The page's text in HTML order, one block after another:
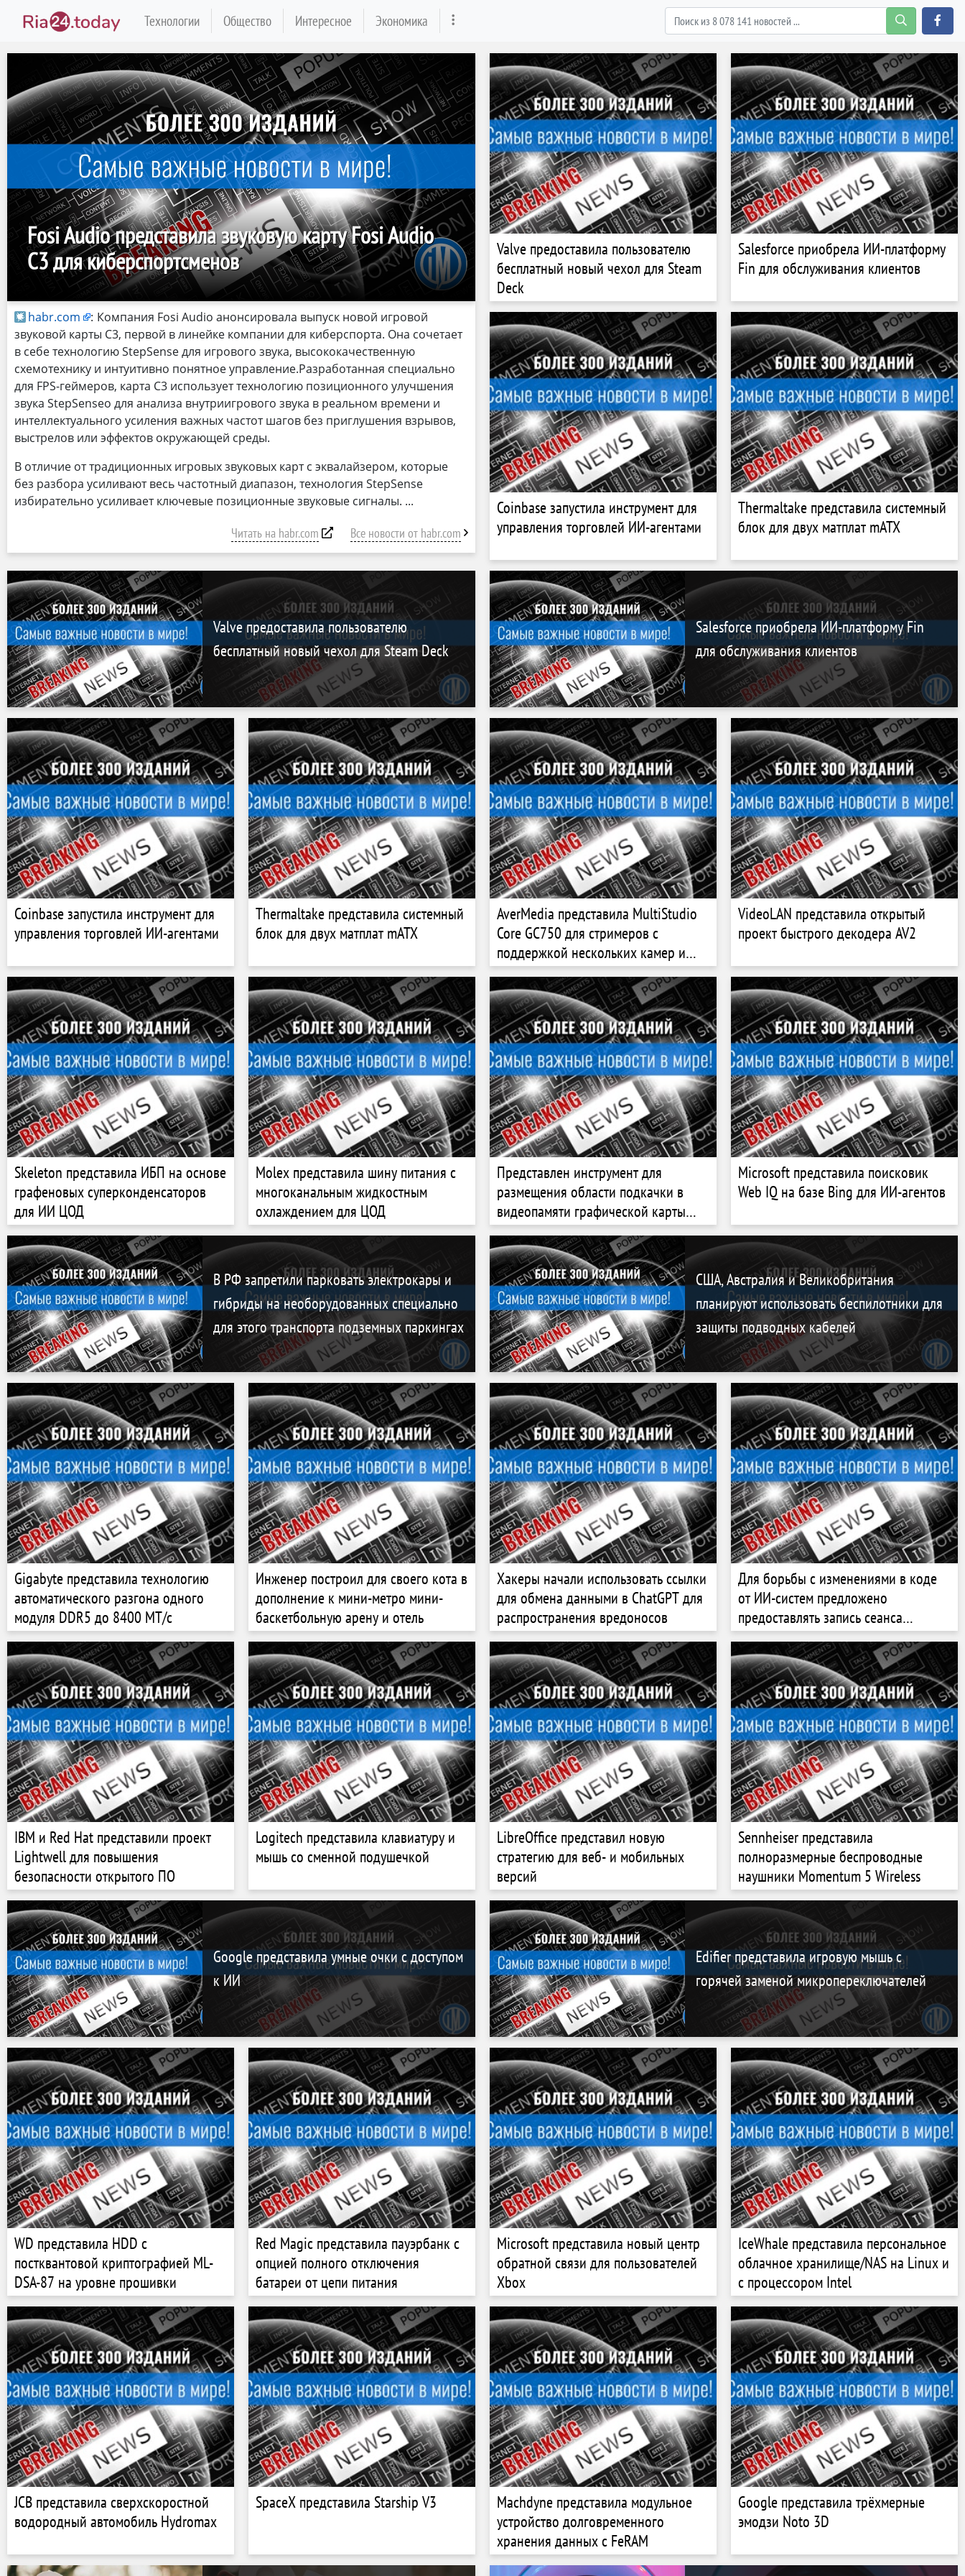
Технологии Общество Интересное Экономика
Fosi Audio представила звуковую карту Fosi Audio
C3 для киберспортсменов
habr.com : Компания Fosi Audio анонсировала выпуск новой игровой
звуковой карты C3, первой в линейке компании для киберспорта. Она сочетает
в себе технологию StepSense для игрового звука, высококачественную
схемотехнику и интуитивно понятное управление.Разработанная специально
для FPS-геймеров, карта C3 использует технологию позиционного улучшения
звука StepSenseo для анализа внутриигрового звука в реальном времени и
интеллектуального усиления важных частот шагов без приглушения взрывов,
выстрелов или эффектов окружающей среды.
В отличие от традиционных игровых звуковых карт с эквалайзером, которые
без разбора усиливают весь частотный диапазон, технология StepSense
избирательно усиливает ключевые позиционные звуковые сигналы.
Читать на habr.com Все новости от habr.com
Valve предоставила пользователю
бесплатный новый чехол для Steam
Deck
Salesforce приобрела ИИ-платформу
Fin для обслуживания клиентов
Coinbase запустила инструмент для
управления торговлей ИИ-агентами
Thermaltake представила системный
блок для двух матплат mATX
Valve предоставила пользователю
бесплатный новый чехол для Steam Deck
Salesforce приобрела ИИ-платформу Fin
для обслуживания клиентов
Coinbase запустила инструмент для
управления торговлей ИИ-агентами
Thermaltake представила системный
блок для двух матплат mATX
AverMedia представила MultiStudio
Core GC750 для стримеров с
поддержкой нескольких камер и
консолей
VideoLAN представила открытый
проект быстрого декодера AV2
Skeleton представила ИБП на основе
графеновых суперконденсаторов
для ИИ ЦОД
Molex представила шину питания с
многоканальным жидкостным
охлаждением для ЦОД
Представлен инструмент для
размещения области подкачки в
видеопамяти графической карты
Nvidia
Microsoft представила поисковик
Web IQ на базе Bing для ИИ-агентов
В РФ запретили парковать электрокары и
гибриды на необорудованных специально
для этого транспорта подземных паркингах
США, Австралия и Великобритания
планируют использовать беспилотники для
защиты подводных кабелей
Gigabyte представила технологию
автоматического разгона одного
модуля DDR5 до 8400 МТ/с
Инженер построил для своего кота в
дополнение к мини-метро мини-
баскетбольную арену и отель
Хакеры начали использовать ссылки
для обмена данными в ChatGPT для
распространения вредоносов
Для борьбы с изменениями в коде
от ИИ-систем предложено
предоставлять запись сеанса
разработки
IBM и Red Hat представили проект
Lightwell для повышения
безопасности открытого ПО
Logitech представила клавиатуру и
мышь со сменной подушечкой
LibreOffice представил новую
стратегию для веб- и мобильных
версий
Sennheiser представила
полноразмерные беспроводные
наушники Momentum 5 Wireless
Google представила умные очки с доступом
к ИИ
Edifier представила игровую мышь с
горячей заменой микропереключателей
WD представила HDD с
постквантовой криптографией ML-
DSA-87 на уровне прошивки
Red Magic представила пауэрбанк с
опцией полного отключения
батареи от цепи питания
Microsoft представила новый центр
обратной связи для пользователей
Xbox
IceWhale представила персональное
облачное хранилище/NAS на Linux и
с процессором Intel
JCB представила сверхскоростной
водородный автомобиль Hydromax
SpaceX представила Starship V3
Machdyne представила модульное
устройство долговременного
хранения данных с FeRAM
Google представила трёхмерные
эмодзи Noto 3D